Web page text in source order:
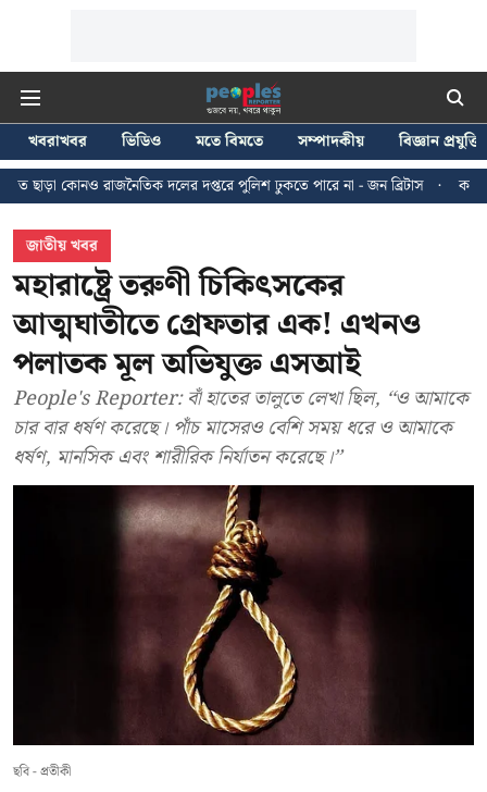
খবরাখবর ভিডিও মতে বিমতে সম্পাদকীয়
বিজ্ঞান প্রযুক্তি
দলের দপ্তরে পুলিশ ঢুকতে পারে না - জন ব্রিটাস
কলকাতায় ২৪
জাতীয় খবর
মহারাষ্ট্রে তরুণী চিকিৎসকের
আত্মঘাতীতে গ্রেফতার এক! এখনও
পলাতক মূল অভিযুক্ত এসআই
People's Reporter: বাঁ হাতের তালুতে লেখা ছিল, ‘‘ও আমাকে
চার বার ধর্ষণ করেছে। পাঁচ মাসেরও বেশি সময় ধরে ও আমাকে
ধর্ষণ, মানসিক এবং শারীরিক নির্যাতন করেছে।’’
ছবি - প্রতীকী